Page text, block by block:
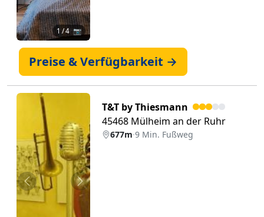
1/ 4 📷
Preise & Verfügbarkeit →
Zurück Weiter
T&T by Thiesmann
45468 Mülheim an der Ruhr
677m·9 Min. Fußweg